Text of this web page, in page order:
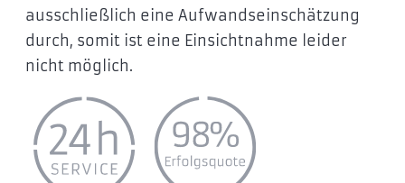
ausschließlich eine Aufwandseinschätzung
durch, somit ist eine Einsichtnahme leider
nicht möglich.